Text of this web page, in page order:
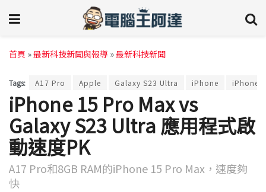
首頁 »最新科技新聞與報導 »最新科技新聞
Tags: A17 Pro Apple Galaxy S23 Ultra iPhone iPhone
iPhone 15 Pro Max vs
Galaxy S23 Ultra 應用程式啟
動速度PK
A17 Pro和8GB RAM的iPhone 15 Pro Max，速度夠
快